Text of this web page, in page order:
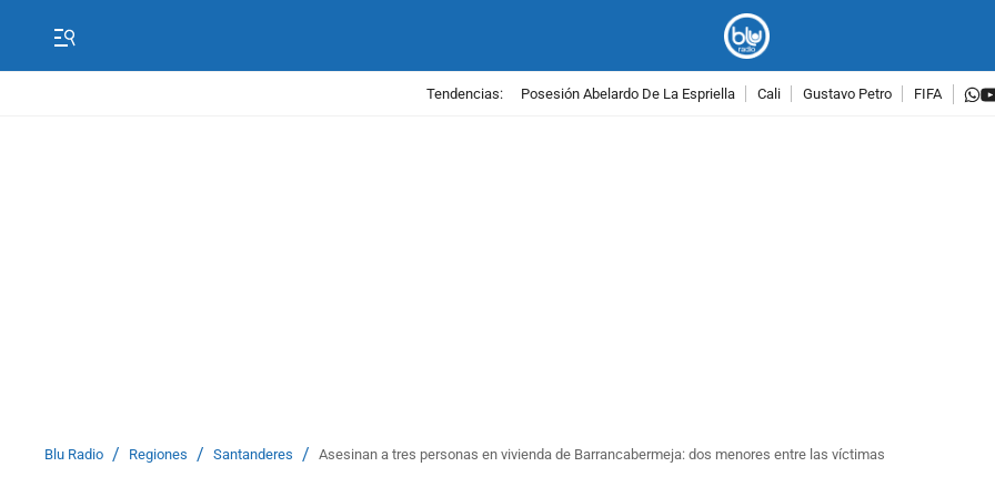
Tendencias: Posesión Abelardo De La Espriella Cali Gustavo Petro FIFA
Blu Radio / Regiones / Santanderes / Asesinan a tres personas en vivienda de Barrancabermeja: dos menores entre las víctimas